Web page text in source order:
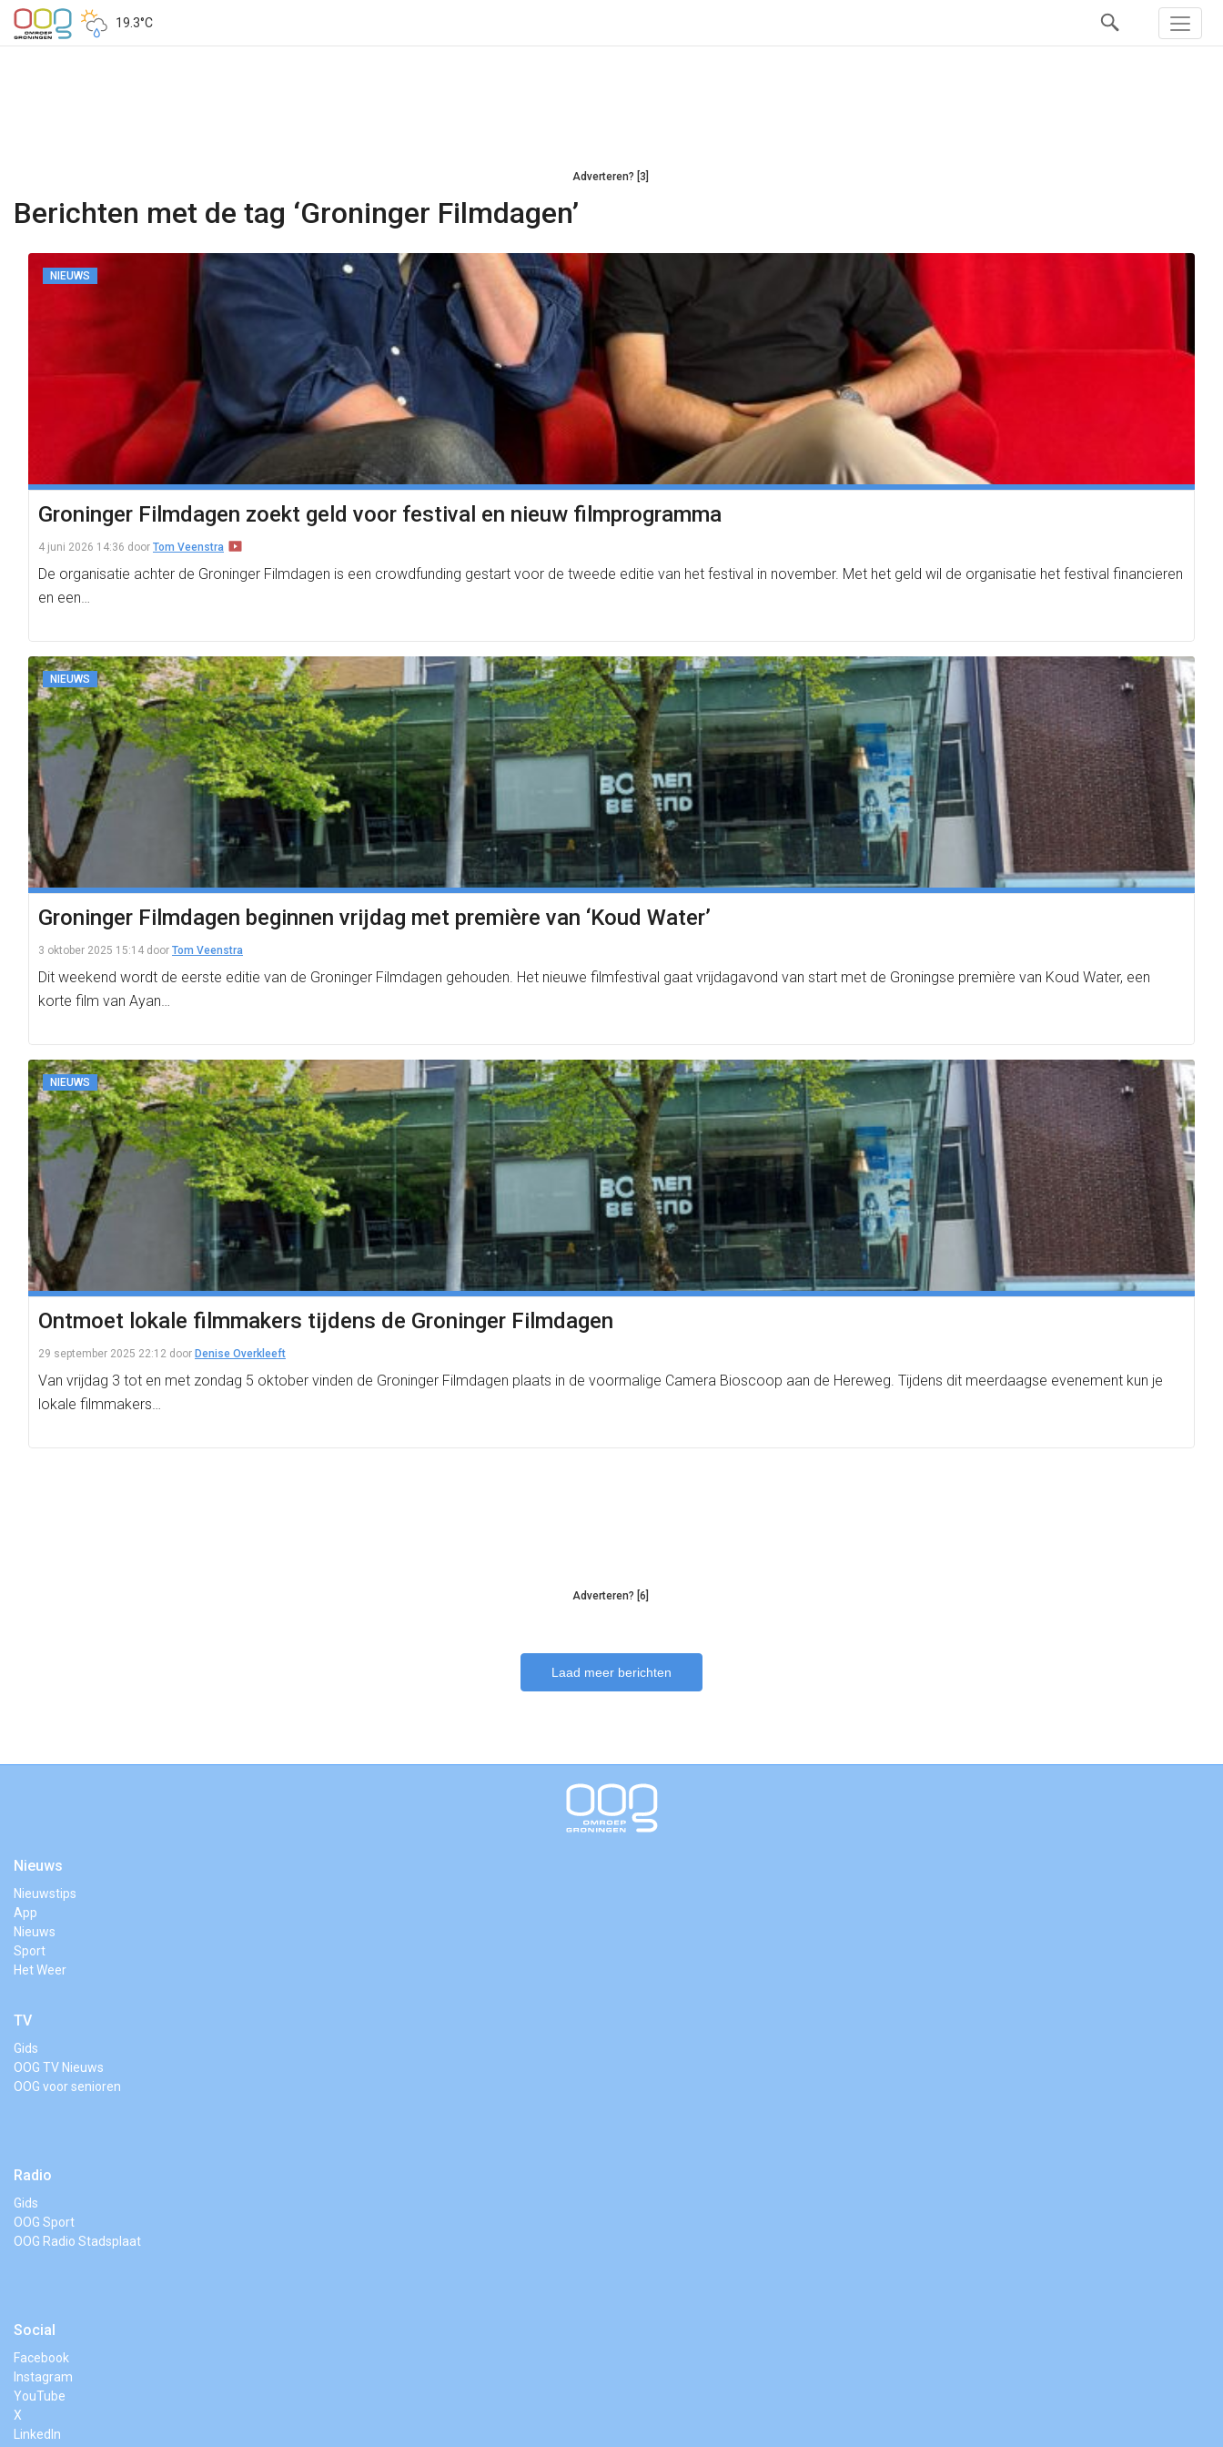
19.3°C
Adverteren? [3]
Berichten met de tag ‘Groninger Filmdagen’
NIEUWS
Groninger Filmdagen zoekt geld voor festival en nieuw filmprogramma
4 juni 2026 14:36 door Tom Veenstra
De organisatie achter de Groninger Filmdagen is een crowdfunding gestart voor de tweede editie van het festival in november. Met het geld wil de organisatie het festival financieren
en een…
NIEUWS
Groninger Filmdagen beginnen vrijdag met première van ‘Koud Water’
3 oktober 2025 15:14 door Tom Veenstra
Dit weekend wordt de eerste editie van de Groninger Filmdagen gehouden. Het nieuwe filmfestival gaat vrijdagavond van start met de Groningse première van Koud Water, een
korte film van Ayan…
NIEUWS
Ontmoet lokale filmmakers tijdens de Groninger Filmdagen
29 september 2025 22:12 door Denise Overkleeft
Van vrijdag 3 tot en met zondag 5 oktober vinden de Groninger Filmdagen plaats in de voormalige Camera Bioscoop aan de Hereweg. Tijdens dit meerdaagse evenement kun je
lokale filmmakers…
Adverteren? [6]
Laad meer berichten
Nieuws
Nieuwstips
App
Nieuws
Sport
Het Weer
TV
Gids
OOG TV Nieuws
OOG voor senioren
Radio
Gids
OOG Sport
OOG Radio Stadsplaat
Social
Facebook
Instagram
YouTube
X
LinkedIn